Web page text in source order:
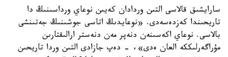
سارايشىق قالاسى التىن وردادان كەيىن نوعاي ورداسىنىڭ دا
تاريحىندا كەزدەسەدى. «نوعايدىڭ اتاسى جوشىنىڭ جەتىنشى
بالاسى. نوعاي اكەسىنەن دنەپر مەن دنەستر ارالىقتارىن
مۇراگەرلىككە العان ەدى»، - دەپ جازادى التىن وردا تاريحىن